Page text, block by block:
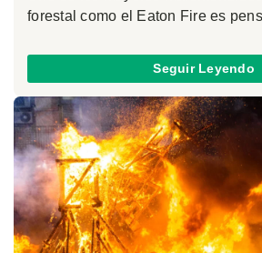
forestal como el Eaton Fire es
Seguir Leyendo